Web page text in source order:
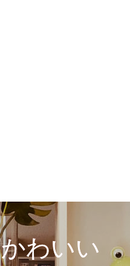
わいい